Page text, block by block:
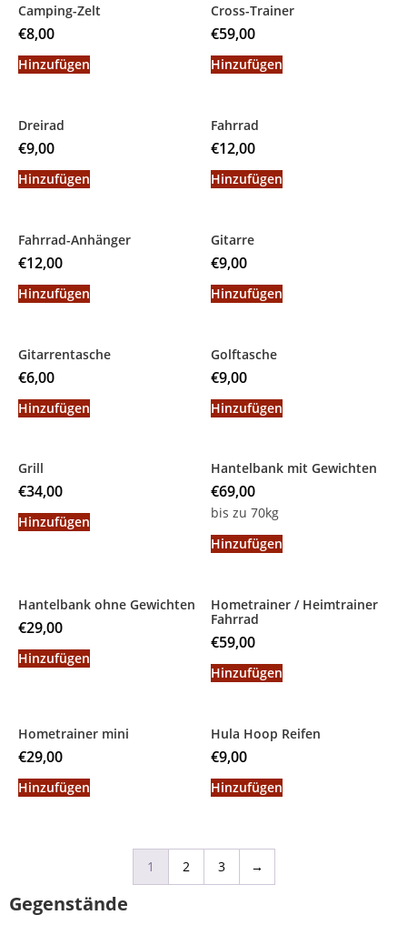
Camping-Zelt
€8,00
Hinzufügen
Cross-Trainer
€59,00
Hinzufügen
Dreirad
€9,00
Hinzufügen
Fahrrad
€12,00
Hinzufügen
Fahrrad-Anhänger
€12,00
Hinzufügen
Gitarre
€9,00
Hinzufügen
Gitarrentasche
€6,00
Hinzufügen
Golftasche
€9,00
Hinzufügen
Grill
€34,00
Hinzufügen
Hantelbank mit Gewichten
€69,00
bis zu 70kg
Hinzufügen
Hantelbank ohne Gewichten
€29,00
Hinzufügen
Hometrainer / Heimtrainer
Fahrrad
€59,00
Hinzufügen
Hometrainer mini
€29,00
Hinzufügen
Hula Hoop Reifen
€9,00
Hinzufügen
1 2 3 →
Gegenstände